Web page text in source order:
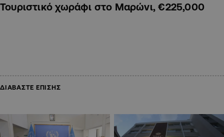
Τουριστικό χωράφι στο Μαρώνι, €225,000
ΔΙΑΒΑΣΤΕ ΕΠΙΣΗΣ